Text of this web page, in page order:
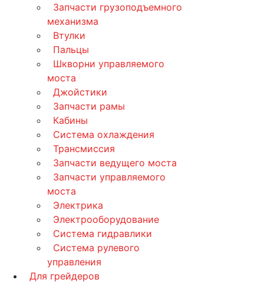
Запчасти грузоподъемного
механизма
Втулки
Пальцы
Шкворни управляемого
моста
Джойстики
Запчасти рамы
Кабины
Система охлаждения
Трансмиссия
Запчасти ведущего моста
Запчасти управляемого
моста
Электрика
Электрооборудование
Система гидравлики
Система рулевого
управления
Для грейдеров